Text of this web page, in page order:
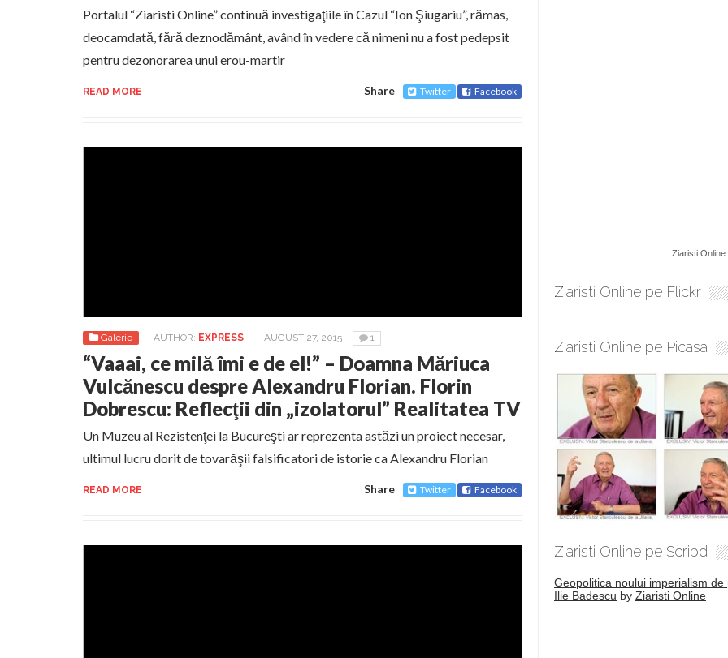
Portalul “Ziaristi Online” continuă investigaţiile în Cazul “Ion Şiugariu”, rămas,
deocamdată, fără deznodământ, având în vedere că nimeni nu a fost pedepsit
pentru dezonorarea unui erou-martir
READ MORE Share Twitter Facebook
Galerie AUTHOR: EXPRESS - AUGUST 27, 2015 1
“Vaaai, ce milă îmi e de el!” – Doamna Măriuca
Vulcănescu despre Alexandru Florian. Florin
Dobrescu: Reflecţii din „izolatorul” Realitatea TV
Un Muzeu al Rezistenţei la Bucureşti ar reprezenta astăzi un proiect necesar,
ultimul lucru dorit de tovarăşii falsificatori de istorie ca Alexandru Florian
READ MORE Share Twitter Facebook
Ziaristi Online
Ziaristi Online pe Flickr
Ziaristi Online pe Picasa
Ziaristi Online pe Scribd
Geopolitica noului imperialism de
Ilie Badescu by Ziaristi Online